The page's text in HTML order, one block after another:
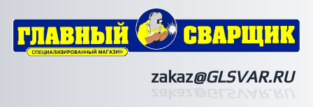
zakaz@GLSVAR.RU